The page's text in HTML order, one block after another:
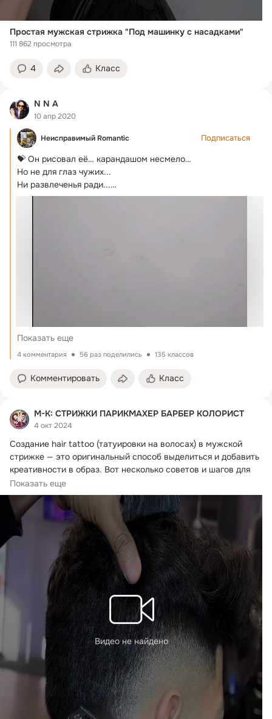
Простая мужская стрижка "Под машинку с насадками"
111 862 просмотра
4 Класс
N N A
10 апр 2020
Неисправимый Romantic Подписаться
💝 Он рисовал её… карандашом несмело…
Но не для глаз чужих...
Ни развлеченья ради...
И нежный образ возникал на белом...
Показать еще
4 комментария 56 раз поделились 135 классов
Комментировать Класс
М-К: СТРИЖКИ ПАРИКМАХЕР БАРБЕР КОЛОРИСТ
4 окт 2024
Создание hair tattoo (татуировки на волосах) в мужской
стрижке — это оригинальный способ выделиться и добавить
креативности в образ. Вот несколько советов и шагов для
успешного выполнения этого стиля:
Показать еще
Видео не найдено